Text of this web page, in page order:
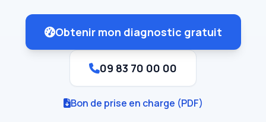
Obtenir mon diagnostic gratuit
09 83 70 00 00
Bon de prise en charge (PDF)